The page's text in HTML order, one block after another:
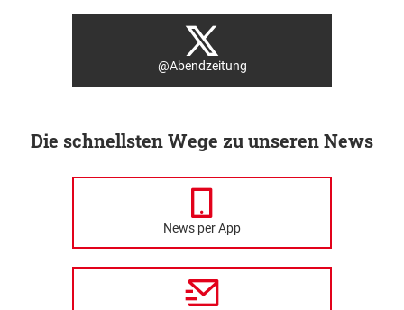
@Abendzeitung
Die schnellsten Wege zu unseren News
News per App